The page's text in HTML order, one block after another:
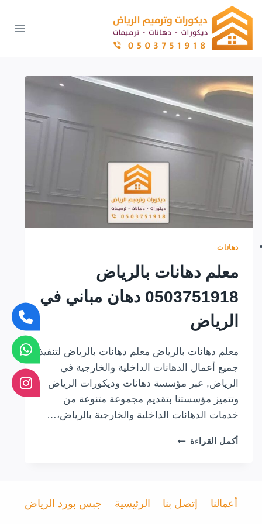
التجاوز
المحتوى
دهانات
معلم دهانات بالرياض
0503751918 دهان مباني في
الرياض
معلم دهانات بالرياض معلم دهانات بالرياض لتنفيذ
جميع أعمال الدهانات الداخلية والخارجية في
الرياض, عبر مؤسسة دهانات وديكورات الرياض
وتتميز مؤسستنا بتقديم مجموعة متنوعة من
خدمات الدهانات الداخلية والخارجية بالرياض،…
أكمل القراءة معلم
مباني
أعمالنا إتصل بنا الرئيسية جبس بورد الرياض